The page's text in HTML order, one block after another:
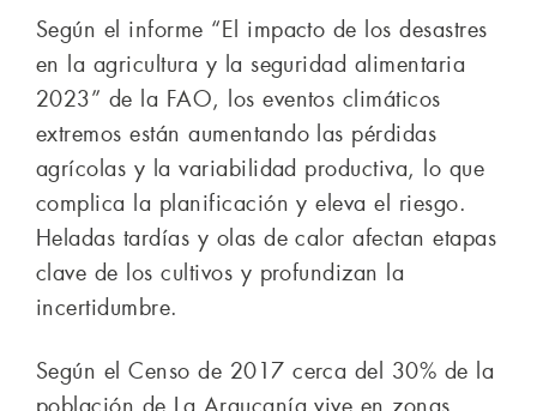
Según el informe “El impacto de los desastres
en la agricultura y la seguridad alimentaria
2023” de la FAO, los eventos climáticos
extremos están aumentando las pérdidas
agrícolas y la variabilidad productiva, lo que
complica la planificación y eleva el riesgo.
Heladas tardías y olas de calor afectan etapas
clave de los cultivos y profundizan la
incertidumbre.
Según el Censo de 2017 cerca del 30% de la